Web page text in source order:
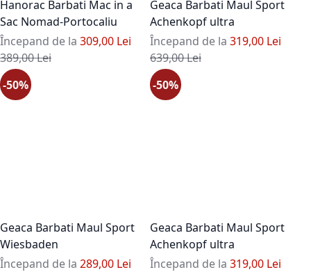
Hanorac Barbati Mac in a
Sac Nomad-Portocaliu
Începand de la 309,00 Lei
Pret standard
389,00 Lei
Geaca Barbati Maul Sport
Achenkopf ultra
Începand de la 319,00 Lei
Pret standard
639,00 Lei
-50%
Geaca Barbati Maul Sport
Wiesbaden
Începand de la 289,00 Lei
-50%
Geaca Barbati Maul Sport
Achenkopf ultra
Începand de la 319,00 Lei